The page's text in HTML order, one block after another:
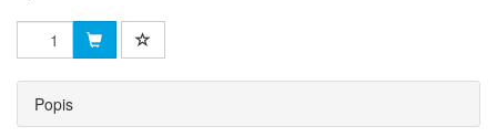
Popis